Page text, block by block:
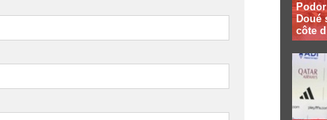
Doué
côte